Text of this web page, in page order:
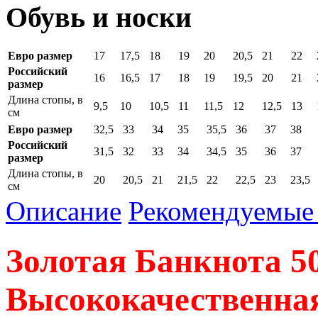
Обувь и носки
Евро размер 17 17,5 18 19 20 20,5 21 22
Российский
размер
16 16,5 17 18 19 19,5 20 21
Длина стопы, в
см
9,5 10 10,5 11 11,5 12 12,5 13
Евро размер
32,5 33 34 35 35,5 36 37
38
Российский
размер
31,5 32 33 34 34,5 35 36
37
Длина стопы, в
см
20 20,5 21 21,5 22 22,5 23 23,5
Описание
Золотая Банкнота